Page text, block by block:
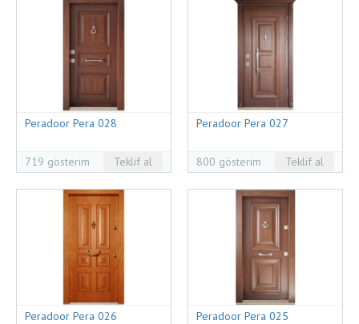
Peradoor Pera 028
719 gösterim Teklif al
Peradoor Pera 027
800 gösterim Teklif al
Peradoor Pera 026 Peradoor Pera 025